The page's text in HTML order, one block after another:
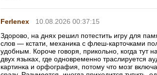
Ferlenex
10.08.2026 00:37:15
Здорово, на днях решил потестить игру для
слов — кстати, механика с флеш-карточками
удобным. Короче говоря, прикольно, когда тут
двух языках, где одновременно траслируется
картинка и орфография, потому что мозг